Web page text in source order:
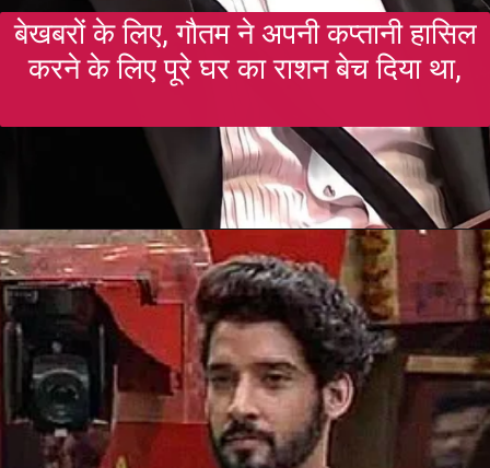
बेखबरों के लिए, गौतम ने अपनी कप्तानी हासिल
करने के लिए पूरे घर का राशन बेच दिया था,
Opening